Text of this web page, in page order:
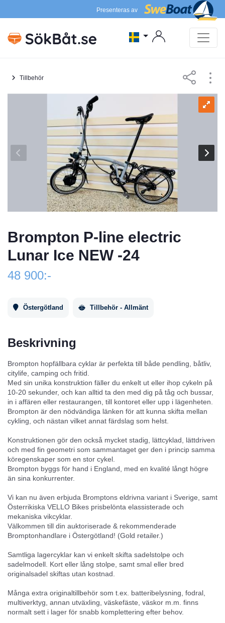
Presenteras av
Tillbehör
Brompton P-line electric
Lunar Ice NEW -24
48 900:-
Östergötland Tillbehör - Allmänt
Beskrivning
Brompton hopfällbara cyklar är perfekta till både pendling, båtliv,
citylife, camping och fritid.
Med sin unika konstruktion fäller du enkelt ut eller ihop cykeln på
10-20 sekunder, och kan alltid ta den med dig på tåg och bussar,
in i affären eller restaurangen, till kontoret eller upp i lägenheten.
Brompton är den nödvändiga länken för att kunna skifta mellan
cykling, och nästan vilket annat färdslag som helst.
Konstruktionen gör den också mycket stadig, lättcyklad, lättdriven
och med fin geometri som sammantaget ger den i princip samma
köregenskaper som en stor cykel.
Brompton byggs för hand i England, med en kvalité långt högre
än sina konkurrenter.
Vi kan nu även erbjuda Bromptons eldrivna variant i Sverige, samt
Österrikiska VELLO Bikes prisbelönta elassisterade och
mekaniska vikcyklar.
Välkommen till din auktoriserade & rekommenderade
Bromptonhandlare i Östergötland! (Gold retailer.)
Samtliga lagercyklar kan vi enkelt skifta sadelstolpe och
sadelmodell. Kort eller lång stolpe, samt smal eller bred
originalsadel skiftas utan kostnad.
Många extra originaltillbehör som t.ex. batteribelysning, fodral,
multiverktyg, annan utväxling, väskefäste, väskor m.m. finns
normalt sett i lager för snabb komplettering efter behov.